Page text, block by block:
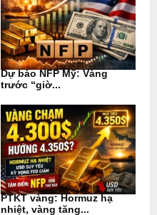
Dự báo NFP Mỹ: Vàng
trước “giờ...
PTKT vàng: Hormuz hạ
nhiệt, vàng tăng...